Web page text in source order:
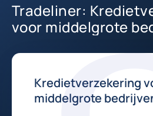
Tradeliner:
voor middelgrote
Kredietverzekering
middelgrote